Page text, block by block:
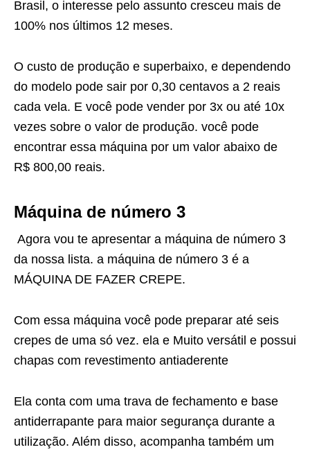
Brasil, o interesse pelo assunto cresceu mais de
100% nos últimos 12 meses.
O custo de produção e superbaixo, e dependendo
do modelo pode sair por 0,30 centavos a 2 reais
cada vela. E você pode vender por 3x ou até 10x
vezes sobre o valor de produção. você pode
encontrar essa máquina por um valor abaixo de
R$ 800,00 reais.
Máquina de número 3
Agora vou te apresentar a máquina de número 3
da nossa lista. a máquina de número 3 é a
MÁQUINA DE FAZER CREPE.
Com essa máquina você pode preparar até seis
crepes de uma só vez. ela e Muito versátil e possui
chapas com revestimento antiaderente
Ela conta com uma trava de fechamento e base
antiderrapante para maior segurança durante a
utilização. Além disso, acompanha também um